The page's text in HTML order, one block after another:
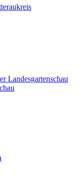
Landesgartenschau